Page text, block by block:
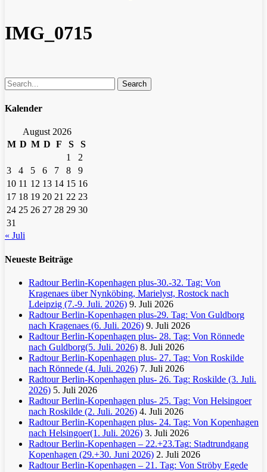
IMG_0715
Search
Kalender
August 2026
M D M D F S
S
1
2
3
4 5 6 7 8
9
10 11 12 13 14 15 16
17 18 19 20 21 22 23
24 25 26 27 28 29 30
31
« Juli
Neueste Beiträge
Radtour Berlin-Kopenhagen plus-30.-32. Tag: Von
Kragenaes über Nynköbing, Marielyst, Rostock nach
Ldeipzig (7.-9. Juli. 2026) 9. Juli 2026
Radtour Berlin-Kopenhagen plus-29. Tag: Von Guldborg
nach Kragenaes (6. Juli. 2026) 9. Juli 2026
Radtour Berlin-Kopenhagen plus- 28. Tag: Von Rönnede
nach Guldborg(5. Juli. 2026) 8. Juli 2026
Radtour Berlin-Kopenhagen plus- 27. Tag: Von Roskilde
nach Rönnede (4. Juli. 2026) 7. Juli 2026
Radtour Berlin-Kopenhagen plus- 26. Tag: Roskilde (3. Juli.
2026) 5. Juli 2026
Radtour Berlin-Kopenhagen plus- 25. Tag: Von Helsingoer
nach Roskilde (2. Juli. 2026) 4. Juli 2026
Radtour Berlin-Kopenhagen plus- 24. Tag: Von Kopenhagen
nach Helsingoer(1. Juli. 2026) 3. Juli 2026
Radtour Berlin-Kopenhagen – 22.+23.Tag: Stadtrundgang
Kopenhagen (29.+30. Juni 2026) 2. Juli 2026
Radtour Berlin-Kopenhagen – 21. Tag: Von Ströby Egede